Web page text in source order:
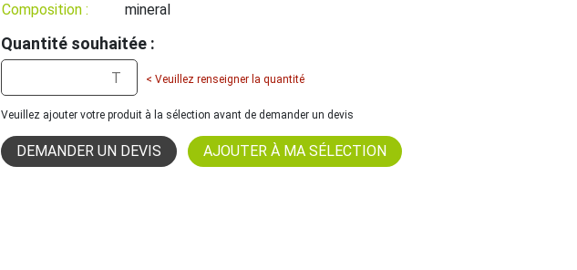
Composition :
mineral
Quantité souhaitée :
< Veuillez renseigner la quantité
Veuillez ajouter votre produit à la sélection avant de demander un devis
DEMANDER UN DEVIS